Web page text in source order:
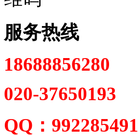
服务热线
18688856280
020-37650193
QQ：992285491